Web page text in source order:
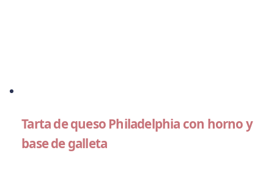
Tarta de queso Philadelphia con horno y
base de galleta